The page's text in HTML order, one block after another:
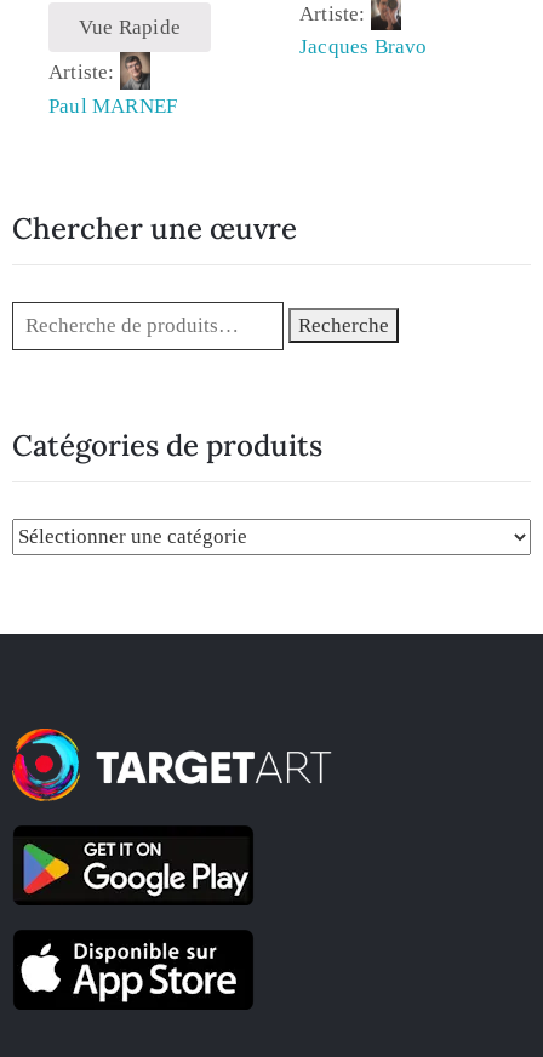
Vue Rapide
Artiste:
Paul MARNEF
Artiste:
Jacques Bravo
Chercher une œuvre
Recherche
Catégories de produits